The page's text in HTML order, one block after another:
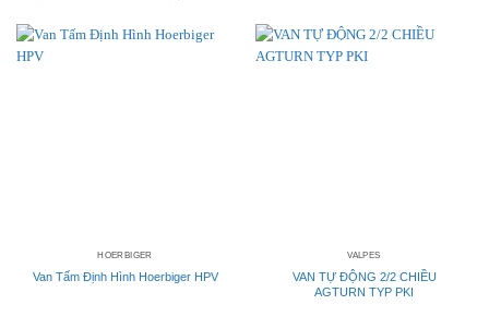
HOERBIGER
Van Tấm Định Hình Hoerbiger HPV
VALPES
VAN TỰ ĐỘNG 2/2 CHIỀU
AGTURN TYP PKI